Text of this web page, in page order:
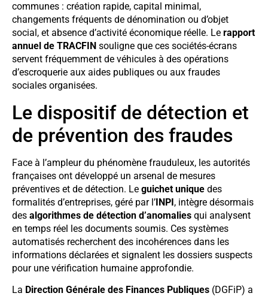
communes : création rapide, capital minimal,
changements fréquents de dénomination ou d’objet
social, et absence d’activité économique réelle. Le rapport
annuel de TRACFIN souligne que ces sociétés-écrans
servent fréquemment de véhicules à des opérations
d’escroquerie aux aides publiques ou aux fraudes
sociales organisées.
Le dispositif de détection et
de prévention des fraudes
Face à l’ampleur du phénomène frauduleux, les autorités
françaises ont développé un arsenal de mesures
préventives et de détection. Le guichet unique des
formalités d’entreprises, géré par l’INPI, intègre désormais
des algorithmes de détection d’anomalies qui analysent
en temps réel les documents soumis. Ces systèmes
automatisés recherchent des incohérences dans les
informations déclarées et signalent les dossiers suspects
pour une vérification humaine approfondie.
La Direction Générale des Finances Publiques (DGFiP) a